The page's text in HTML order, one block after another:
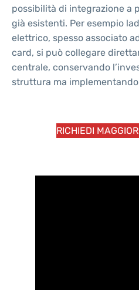
possibilità di integrazione a
già esistenti. Per esempio
elettrico, spesso associato
card, si può collegare
centrale, conservando
struttura ma
RICHIEDI